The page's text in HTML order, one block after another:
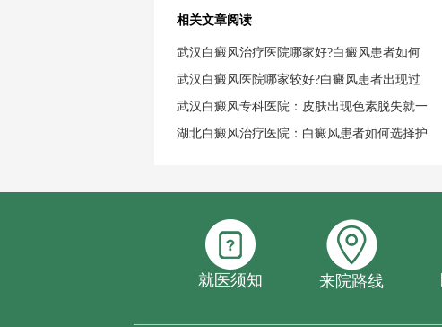
相关文章阅读
武汉白癜风治疗医院哪家好?白癜风患者如何
武汉白癜风医院哪家较好?白癜风患者出现过
武汉白癜风专科医院：皮肤出现色素脱失就一
湖北白癜风治疗医院：白癜风患者如何选择护
就医须知 来院路线